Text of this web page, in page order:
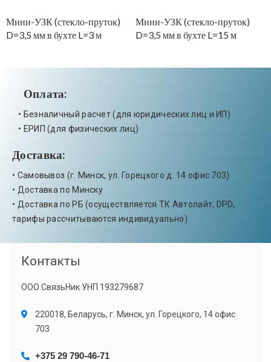
Мини-УЗК (стекло-пруток)
D=3,5 мм в бухте L=3 м
Мини-УЗК (стекло-пруток)
D=3,5 мм в бухте L=15 м
Оплата:
• Безналичный расчет (для юридических лиц и ИП)
• ЕРИП (для физических лиц)
Доставка:
• Самовывоз (г. Минск, ул. Горецкого д. 14 офис 703)
• Доставка по Минску
• Доставка по РБ (осуществляется ТК Автолайт, DPD,
тарифы рассчитываются индивидуально)
Контакты
ООО СвязьНик УНП 193279687
220018, Беларусь, г. Минск, ул. Горецкого, 14 офис
703
+375 29 790-46-71